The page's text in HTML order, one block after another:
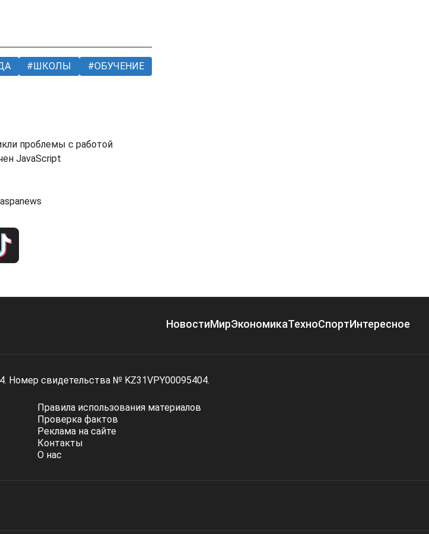
ШКОЛЫ ОБУЧЕНИЕ
проблемы с работой
JavaScript
НовостиМирЭкономикаТехноСпортИнтересное
Номер свидетельства № KZ31VPY00095404.
Правила использования материалов
Проверка фактов
Реклама на сайте
Контакты
О нас